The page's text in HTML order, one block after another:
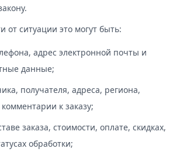
от ситуации это могут быть:
адрес электронной почты и
данные;
получателя, адреса, региона,
к заказу;
заказа, стоимости, оплате, скидках,
обработки;